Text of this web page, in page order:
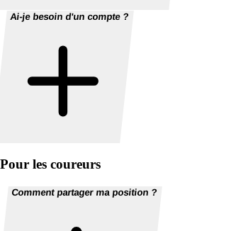
Ai-je besoin d'un compte ?
Pour les coureurs
Comment partager ma position ?